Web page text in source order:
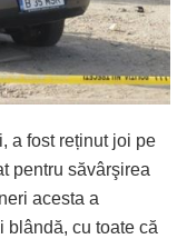
a fost reținut joi pe
pentru săvârşirea
acesta a
blândă, cu toate că